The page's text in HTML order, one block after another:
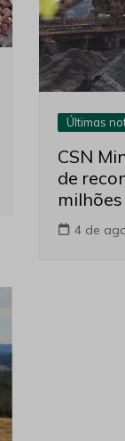
Últimas
CSN
de
4 de